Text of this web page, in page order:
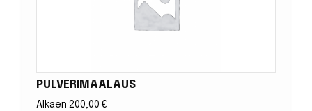
PULVERIMAALAUS
Alkaen 200,00€